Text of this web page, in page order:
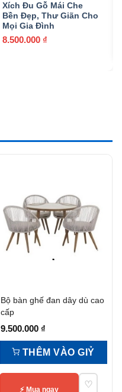
Xích Đu Gỗ Mái Che
Bền Đẹp, Thư Giãn Cho
Mọi Gia Đình
8.500.000 ₫
Bộ bàn ghế đan dây dù cao
cấp
9.500.000 ₫
THÊM VÀO GIỶ
⚡ Mua ngay ♡